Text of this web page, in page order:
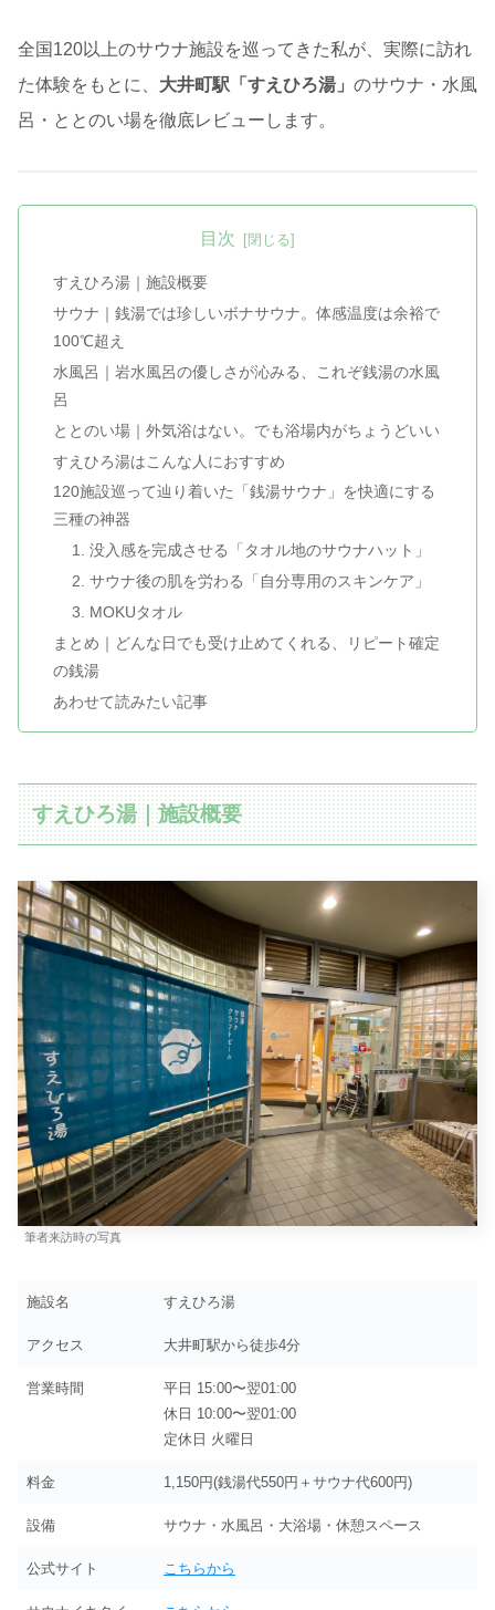
全国120以上のサウナ施設を巡ってきた私が、実際に訪れ
た体験をもとに、 大井町駅「すえひろ湯」 のサウナ・水風
呂・ととのい場を徹底レビューします。
目次
すえひろ湯｜施設概要
サウナ｜銭湯では珍しいボナサウナ。体感温度は余裕で
100℃超え
水風呂｜岩水風呂の優しさが沁みる、これぞ銭湯の水風
呂
ととのい場｜外気浴はない。でも浴場内がちょうどいい
すえひろ湯はこんな人におすすめ
120施設巡って辿り着いた「銭湯サウナ」を快適にする
三種の神器
1. 没入感を完成させる「タオル地のサウナハット」
2. サウナ後の肌を労わる「自分専用のスキンケア」
3. MOKUタオル
まとめ｜どんな日でも受け止めてくれる、リピート確定
の銭湯
あわせて読みたい記事
すえひろ湯｜施設概要
筆者来訪時の写真
施設名 すえひろ湯
アクセス 大井町駅から徒歩4分
営業時間
平日 15:00〜翌01:00
休日 10:00〜翌01:00
定休日 火曜日
料金 1,150円(銭湯代550円＋サウナ代600円)
設備 サウナ・水風呂・大浴場・休憩スペース
公式サイト こちらから